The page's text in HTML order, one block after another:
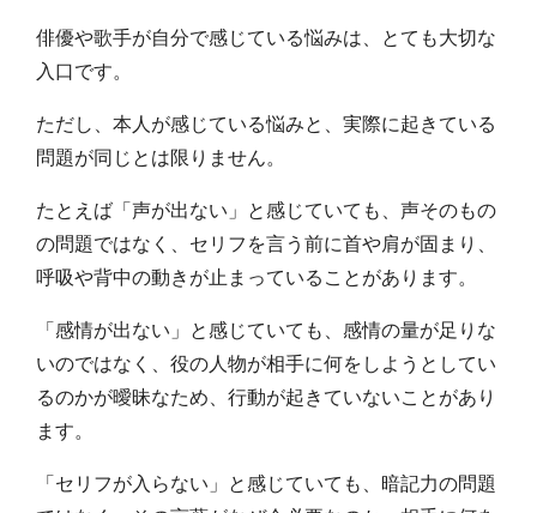
俳優や歌手が自分で感じている悩みは、とても大切な
入口です。
ただし、本人が感じている悩みと、実際に起きている
問題が同じとは限りません。
たとえば「声が出ない」と感じていても、声そのもの
の問題ではなく、セリフを言う前に首や肩が固まり、
呼吸や背中の動きが止まっていることがあります。
「感情が出ない」と感じていても、感情の量が足りな
いのではなく、役の人物が相手に何をしようとしてい
るのかが曖昧なため、行動が起きていないことがあり
ます。
「セリフが入らない」と感じていても、暗記力の問題